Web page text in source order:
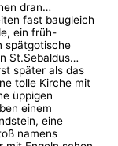
dran…
fast baugleich
ein früh-
spätgotische
St.Sebaldus…
später als das
tolle Kirche mit
üppigen
einem
eine
namens